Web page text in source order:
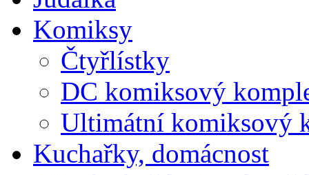
Komiksy
Čtyřlístky
DC komiksový
Ultimátní komiksový
Kuchařky, domácnost